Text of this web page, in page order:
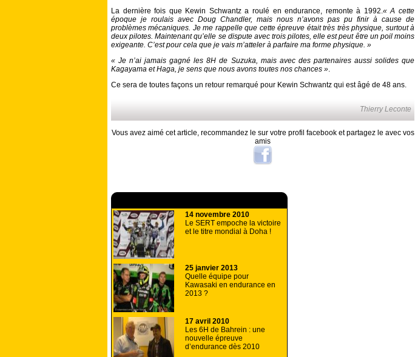
La dernière fois que Kewin Schwantz a roulé en endurance, remonte à 1992.« A cette
époque je roulais avec Doug Chandler, mais nous n’avons pas pu finir à cause de
problèmes mécaniques. Je me rappelle que cette épreuve était très très physique, surtout à
deux pilotes. Maintenant qu’elle se dispute avec trois pilotes, elle est peut être un poil moins
exigeante. C’est pour cela que je vais m’atteler à parfaire ma forme physique. »
« Je n’ai jamais gagné les 8H de Suzuka, mais avec des partenaires aussi solides que
Kagayama et Haga, je sens que nous avons toutes nos chances ».
Ce sera de toutes façons un retour remarqué pour Kewin Schwantz qui est âgé de 48 ans.
Thierry Leconte
Vous avez aimé cet article, recommandez le sur votre profil facebook et partagez le avec vos
amis
14 novembre 2010
Le SERT empoche la victoire
et le titre mondial à Doha !
25 janvier 2013
Quelle équipe pour
Kawasaki en endurance en
2013 ?
17 avril 2010
Les 6H de Bahrein : une
nouvelle épreuve
d’endurance dès 2010